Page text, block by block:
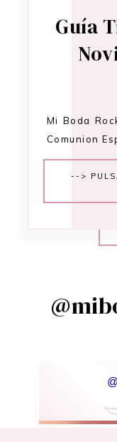
Guía
Mi Boda
Comunion
-->